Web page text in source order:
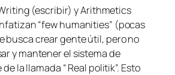
(escribir) y Arithmetics
“few humanities” (pocas
busca crear gente útil, pero no
y mantener el sistema de
la llamada “ Real politik”. Esto